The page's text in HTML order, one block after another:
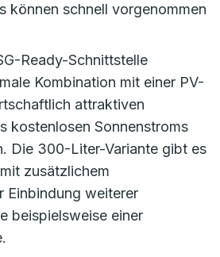
können schnell vorgenommen
Ready-Schnittstelle
Kombination mit einer PV-
attraktiven
kostenlosen Sonnenstroms
Die 300-Liter-Variante gibt es
zusätzlichem
Einbindung weiterer
beispielsweise einer